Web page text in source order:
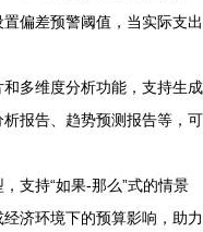
偏差预警阈值，当实际支出
和多维度分析功能，支持生成
报告、趋势预测报告等，可
支持“如果-那么”式的情景
济环境下的预算影响，助力